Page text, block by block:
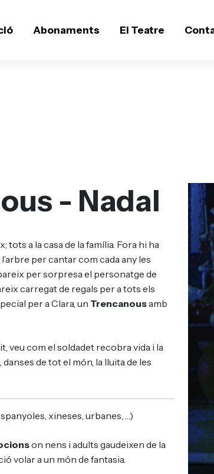
Abonaments El Teatre
- Nadal
tots a la casa de la família. Fora hi ha
per cantar com cada any les
per sorpresa el personatge de
carregat de regals per a tots els
per a Clara, un Trencanousamb
veu com el soldadet recobra vida i la
de tot el món, la lluita de les
xineses, urbanes, …)
on nens i adults gaudeixen de la
volar a un món de fantasia.